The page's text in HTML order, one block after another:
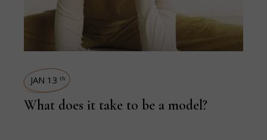
JAN 13 th
What does it take to be a model?